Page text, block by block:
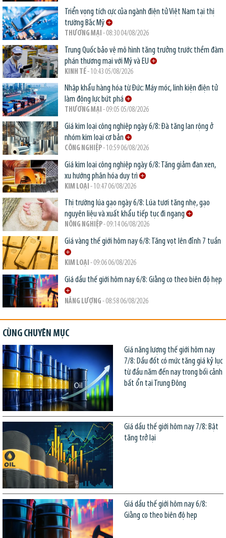
Triển vọng tích cực của ngành điện tử Việt Nam tại thị
trường Bắc Mỹ
THƯƠNG MẠI - 08:30 04/08/2026
Trung Quốc bảo vệ mô hình tăng trưởng trước thềm đàm
phán thương mại với Mỹ và EU
KINH TẾ- 10:43 05/08/2026
Nhập khẩu hàng hóa từ Đức: Máy móc, linh kiện điện tử
làm động lực bứt phá
THƯƠNG MẠI - 09:05 05/08/2026
Giá kim loại công nghiệp ngày 6/8: Đà tăng lan rộng ở
nhóm kim loại cơ bản
CÔNG NGHIỆP- 10:59 06/08/2026
Giá kim loại công nghiệp ngày 6/8: Tăng giảm đan xen,
xu hướng phân hóa duy trì
KIM LOẠI - 10:47 06/08/2026
Thị trường lúa gạo ngày 6/8: Lúa tươi tăng nhẹ, gạo
nguyên liệu và xuất khẩu tiếp tục đi ngang
NÔNG NGHIỆP- 09:14 06/08/2026
Giá vàng thế giới hôm nay 6/8: Tăng vọt lên đỉnh 7 tuần
KIM LOẠI - 09:06 06/08/2026
Giá dầu thế giới hôm nay 6/8: Giằng co theo biên độ hẹp
NĂNG LƯỢNG - 08:58 06/08/2026
CÙNG CHUYÊN MỤC
Giá năng lượng thế giới hôm nay
7/8: Dầu đốt có mức tăng giá kỷ lục
từ đầu năm đến nay trong bối cảnh
bất ổn tại Trung Đông
Giá dầu thế giới hôm nay 7/8: Bật
tăng trở lại
Giá dầu thế giới hôm nay 6/8:
Giằng co theo biên độ hẹp